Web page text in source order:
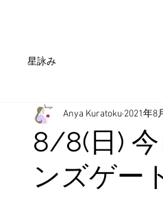
星詠み
8/8(日)
ンズゲー
Anya Kuratoku 2021年8